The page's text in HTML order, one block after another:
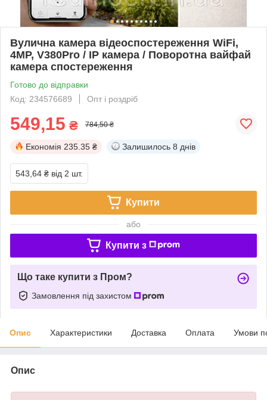
Вулична камера відеоспостереження WiFi,
4MP, V380Pro / IP камера / Поворотна вайфай
камера спостереження
Готово до відправки
Код: 234576689
Опт і роздріб
549,15 ₴ 784,50 ₴
Економія 235.35 ₴ Залишилось 8 днів
543,64 ₴ від 2 шт.
Купити
або
Купити з
Що таке купити з Пром?
Замовлення під захистом
Опис Характеристики Доставка Оплата Умови
Опис